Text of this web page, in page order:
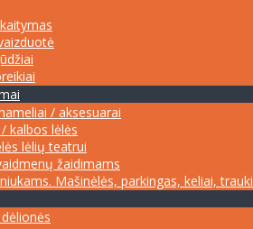
/ aksesuarai
kalbos lėlės
lėlių teatrui
žaidimams
Mašinėlės, parkingas, keliai,